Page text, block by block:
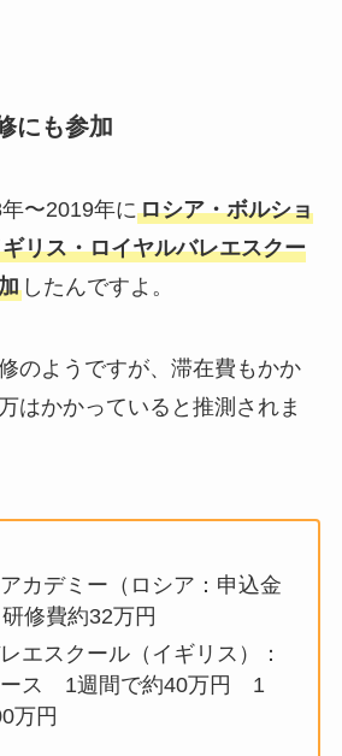
にも参加
〜2019年にロシア・ボルショ
リス・ロイヤルバレエスクー
したんですよ。
のようですが、滞在費もかか
はかかっていると推測されま
カデミー（ロシア：申込金
修費約32万円
エスクール（イギリス）：
ース 1週間で約40万円 1
万円